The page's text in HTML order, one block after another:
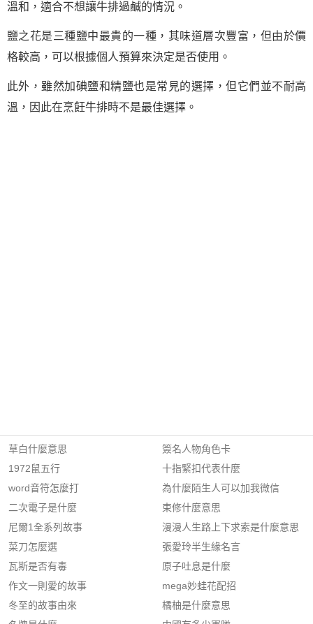
溫和，適合不想讓牛排過鹹的情況。
鹽之花是三種鹽中最貴的一種，其味道層次豐富，但由於價
格較高，可以根據個人預算來決定是否使用。
此外，雖然加碘鹽和精鹽也是常見的選擇，但它們並不耐高
溫，因此在烹飪牛排時不是最佳選擇。
草白什麼意思
1972鼠五行
word音符怎麼打
二次電子是什麼
尼爾1全系列故事
菜刀怎麼選
瓦斯是否有毒
作文一則愛的故事
冬至的故事由來
簽名人物角色卡
十指緊扣代表什麼
為什麼陌生人可以加我微信
束修什麼意思
漫漫人生路上下求索是什麼意思
張愛玲半生緣名言
原子吐息是什麼
mega妙蛙花配招
橘柚是什麼意思